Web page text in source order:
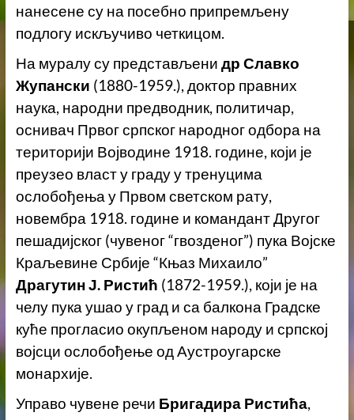
нанесене су на посебно припремљену
подлогу искључиво четкицом.
На муралу су представљени др Славко
Жупански (1880-1959.), доктор правних
наука, народни предводник, политичар,
оснивач Првог српског народног одбора на
територији Војводине 1918. године, који је
преузео власт у граду у тренуцима
ослобођења у Првом светском рату,
новембра 1918. године и командант Другог
пешадијског (чувеног “гвозденог”) пука Војске
Краљевине Србије “Књаз Михаило”
Драгутин Ј. Ристић (1872-1959.), који је на
челу пука ушао у град и са балкона Градске
куће прогласио окупљеном народу и српској
војсци ослобођење од Аустроугарске
монархије.
Управо чувене речи Бригадира Ристића,